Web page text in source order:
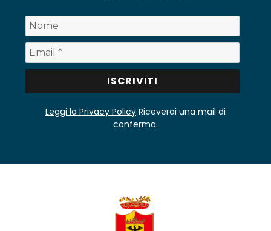
Leggi la Privacy Policy Riceverai una mail di
conferma.